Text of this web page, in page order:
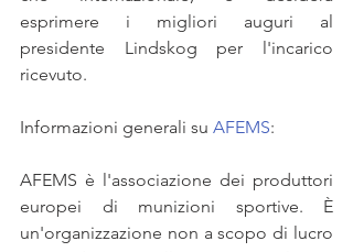
esprimere i migliori auguri al
presidente Lindskog per l'incarico
ricevuto.
Informazioni generali su AFEMS:
AFEMS è l'associazione dei produttori
europei di munizioni sportive. È
un'organizzazione non a scopo di lucro